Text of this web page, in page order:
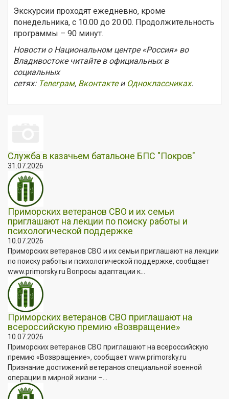
Экскурсии проходят ежедневно, кроме
понедельника, с 10.00 до 20.00. Продолжительность
программы – 90 минут.
Новости о Национальном центре «Россия» во
Владивостоке читайте в официальных в
социальных
сетях: Телеграм, Вконтактеи Одноклассниках.
Служба в казачьем батальоне БПС "Покров"
31.07.2026
Приморских ветеранов СВО и их семьи
приглашают на лекции по поиску работы и
психологической поддержке
10.07.2026
Приморских ветеранов СВО и их семьи приглашают на лекции
по поиску работы и психологической поддержке, сообщает
www.primorsky.ru Вопросы адаптации к...
Приморских ветеранов СВО приглашают на
всероссийскую премию «Возвращение»
10.07.2026
Приморских ветеранов СВО приглашают на всероссийскую
премию «Возвращение», сообщает www.primorsky.ru
Признание достижений ветеранов специальной военной
операции в мирной жизни –...